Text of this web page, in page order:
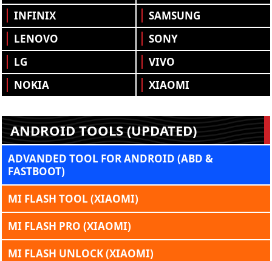
INFINIX
LENOVO
LG
NOKIA
SAMSUNG
SONY
VIVO
XIAOMI
ANDROID TOOLS (UPDATED)
ADVANDED TOOL FOR ANDROID (ABD &
FASTBOOT)
MI FLASH TOOL (XIAOMI)
MI FLASH PRO (XIAOMI)
MI FLASH UNLOCK (XIAOMI)